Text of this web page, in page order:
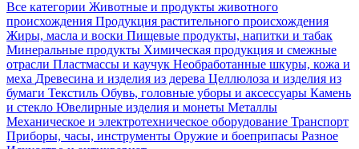
Все категории Животные и продукты животного
происхождения Продукция растительного происхождения
Жиры, масла и воски Пищевые продукты, напитки и табак
Минеральные продукты Химическая продукция и смежные
отрасли Пластмассы и каучук Необработанные шкуры, кожа и
меха Древесина и изделия из дерева Целлюлоза и изделия из
бумаги Текстиль Обувь, головные уборы и аксессуары Камень
и стекло Ювелирные изделия и монеты Металлы
Механическое и электротехническое оборудование Транспорт
Приборы, часы, инструменты Оружие и боеприпасы Разное